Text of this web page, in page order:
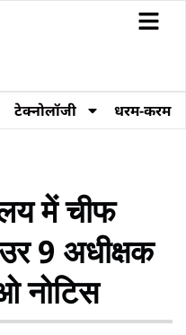
टेक्नोलॉजी धरम-करम
में चीफ
9 अधीक्षक
नोटिस